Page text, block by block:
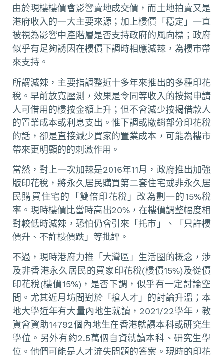
由於現樓樓價會影響賣地成交價，而土地拍賣又是
港府收入的一大主要來源；加上樓價「穩定」一直
被視為影響中產階層是否支持政府的風向標；政府
似乎有足夠誘因在樓價下調時相應減辣，為樓市帶
來支持。
所謂減辣，主要指調整近十多年來推出的多種印花
稅。早前放寬壓測，效果是令同等收入的按揭申請
人可借用的樓按金額上升；但不會減少按揭借款人
的置業成本或利息支出。惟下調或撤銷部分印花稅
的話，卻是直接減少買家的置業成本，可能為樓市
帶來更明顯的的刺激作用。
當然，對上一次加辣是2016年11月，政府推出加強
版印花稅，將永久居民購買第二套住宅或非永久居
民購買住宅的「雙倍印花稅」改為劃一的15%稅
率。現時樓價比當時高出20%，在樓價調整幅度相
對較低時減辣，恐怕仍會引來「托市」、「只許樓
價升、不許樓價跌」等批評。
不過，現時港府力推「大灣區」生活圈的概念，涉
及非香港永久居民的買家印花稅(樓價15%)及從價
印花稅(樓價15%)，是否下調，似乎有一定討論空
間。尤其近月坊間對於「搶人才」的討論升溫；本
地大學近年有大量內地生就讀，2021/22學年，教
資會資助14792個內地生在香港就讀本科或研究生
學位。另外有約2.5萬個自資就讀本科、研究生學
位。他們可能是人才流失問題的答案。現時的印花